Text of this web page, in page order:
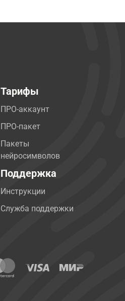
Тарифы
ПРО-аккаунт
ПРО-пакет
Пакеты
нейросимволов
Поддержка
Инструкции
Служба поддержки